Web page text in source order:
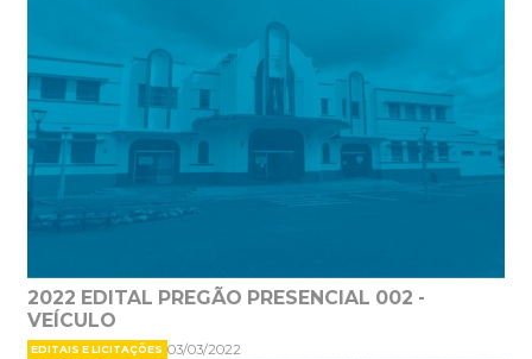
2022 EDITAL PREGÃO PRESENCIAL 002 -
VEÍCULO
EDITAIS E LICITAÇÕES 03/03/2022